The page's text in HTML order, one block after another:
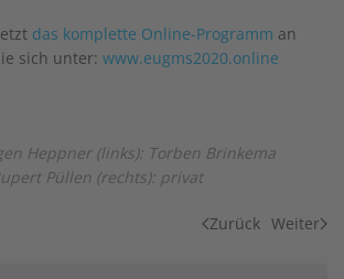
das komplette Online-Programm an
sich unter: www.eugms2020.online
Heppner (links): Torben Brinkema
Püllen (rechts): privat
Zurück Weiter